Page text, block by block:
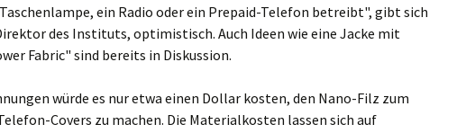
ein Radio oder ein Prepaid-Telefon betreibt", gibt sich
des Instituts, optimistisch. Auch Ideen wie eine Jacke mit
Fabric" sind bereits in Diskussion.
würde es nur etwa einen Dollar kosten, den Nano-Filz zum
Covers zu machen. Die Materialkosten lassen sich auf